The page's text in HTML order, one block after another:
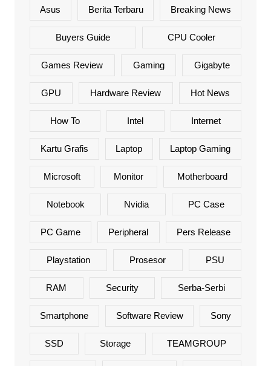
Asus Berita Terbaru Breaking News
Buyers Guide CPU Cooler
Games Review Gaming Gigabyte
GPU Hardware Review Hot News
How To Intel Internet
Kartu Grafis Laptop Laptop Gaming
Microsoft Monitor Motherboard
Notebook Nvidia PC Case
PC Game Peripheral Pers Release
Playstation Prosesor PSU
RAM Security Serba-Serbi
Smartphone Software Review Sony
SSD Storage TEAMGROUP